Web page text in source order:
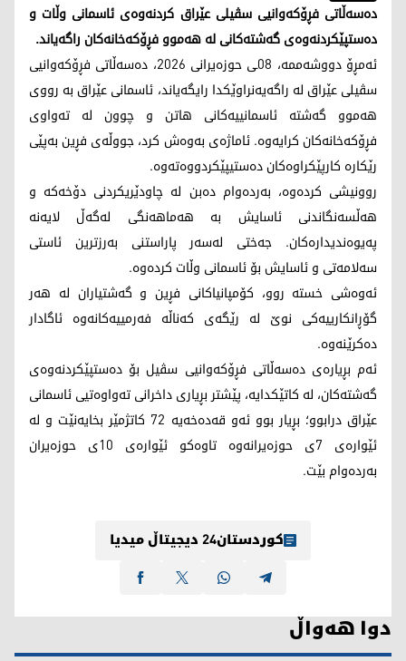
دەسەڵاتی فڕۆکەوانیی سڤیلی عێراق کردنەوەی ئاسمانی وڵات و
دەستپێکردنەوەی گەشتەکانی لە هەموو فڕۆکەخانەکان راگەیاند.
ئەمڕۆ دووشەممە، 08ـی حوزەیرانی 2026، دەسەڵاتی فڕۆکەوانیی
سڤیلی عێراق لە راگەیەنراوێکدا رایگەیاند، ئاسمانی عێراق بە رووی
هەموو گەشتە ئاسمانییەکانی هاتن و چوون لە تەواوی
فڕۆکەخانەکان کرایەوە. ئاماژەی بەوەش کرد، جووڵەی فڕین بەپێی
رێکارە کارپێکراوەکان دەستیپێکردووەتەوە.
روونیشی کردەوە، بەردەوام دەبن لە چاودێریکردنی دۆخەکە و
هەڵسەنگاندنی ئاسایش بە هەماهەنگی لەگەڵ لایەنە
پەیوەندیدارەکان. جەختی لەسەر پاراستنی بەرزترین ئاستی
سەلامەتی و ئاسایش بۆ ئاسمانی وڵات کردەوە.
ئەوەشی خستە روو، کۆمپانیاکانی فڕین و گەشتیاران لە هەر
گۆڕانکارییەکی نوێ لە رێگەی کەناڵە فەرمییەکانەوە ئاگادار
دەکرێنەوە.
ئەم بڕیارەی دەسەڵاتی فڕۆکەوانیی سڤیل بۆ دەستپێکردنەوەی
گەشتەکان، لە کاتێکدایە، پێشتر بڕیاری داخرانی تەواوەتیی ئاسمانی
عێراق درابوو؛ بڕیار بوو ئەو قەدەخەیە 72 کاتژمێر بخایەنێت و لە
ئێوارەی 7ی حوزەیرانەوە تاوەکو ئێوارەی 10ی حوزەیران
بەردەوام بێت.
کوردستان24 دیجیتاڵ میدیا
دوا هەواڵ